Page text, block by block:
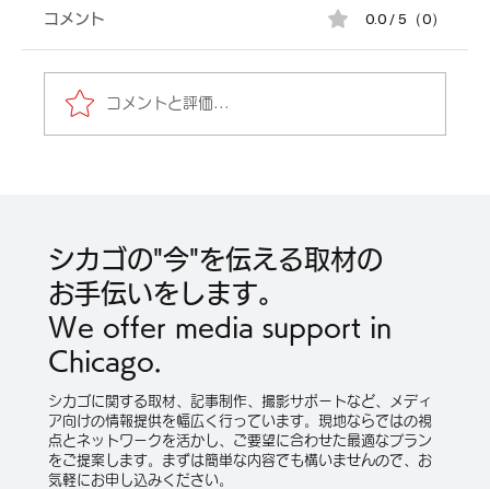
コメント 0.0 / 5（0）
コメントと評価...
シカゴの"今"を伝える取材の
お手伝いをします。
We offer media support in
Chicago.
シカゴに関する取材、記事制作、撮影サポートなど、メディ
ア向けの情報提供を幅広く行っています。現地ならではの視
点とネットワークを活かし、ご要望に合わせた最適なプラン
をご提案します。まずは簡単な内容でも構いませんので、お
気軽にお申し込みください。